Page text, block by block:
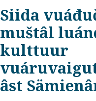
Siida
muštâl
kulttuur
âst